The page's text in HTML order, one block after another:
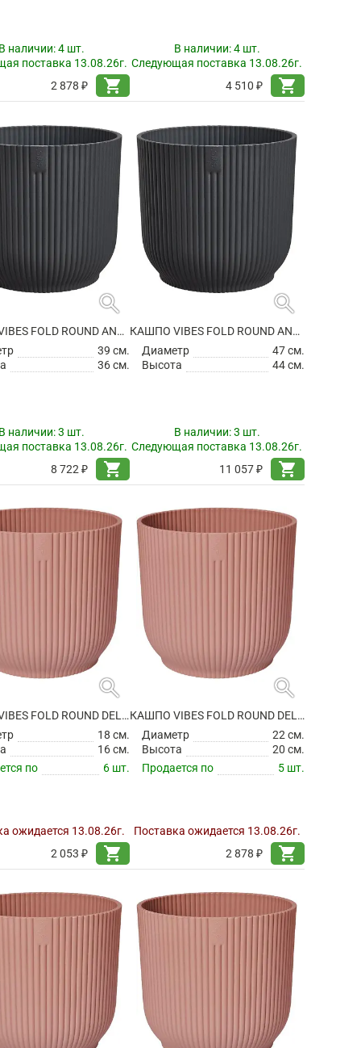
наличии:4 шт.
поставка 13.08.26г.
2 878 ₽
shopping_cart
В наличии:4 шт.
Следующая поставка 13.08.26г.
4 510 ₽
shopping_cart
search
КАШПО VIBES FOLD ROUND ANTHRACITE
39 см.
36 см.
наличии:3 шт.
поставка 13.08.26г.
8 722 ₽
shopping_cart
search
КАШПО VIBES FOLD ROUND ANTHRACITE
Диаметр
47 см.
Высота
44 см.
В наличии:3 шт.
Следующая поставка 13.08.26г.
11 057 ₽
shopping_cart
search
КАШПО VIBES FOLD ROUND DELICATE PINK
18 см.
16 см.
по
6 шт.
ожидается 13.08.26г.
2 053 ₽
shopping_cart
search
КАШПО VIBES FOLD ROUND DELICATE PINK
Диаметр
22 см.
Высота
20 см.
Продается по
5 шт.
Поставка ожидается 13.08.26г.
2 878 ₽
shopping_cart